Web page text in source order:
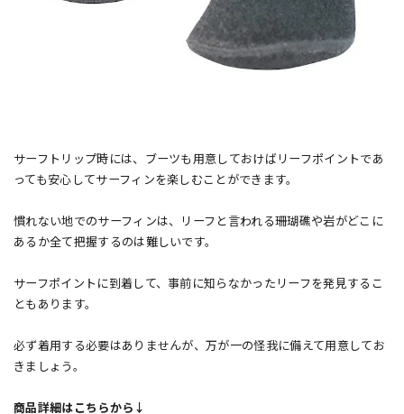
サーフトリップ時には、ブーツも用意しておけばリーフポイントであ
っても安心してサーフィンを楽しむことができます。
慣れない地でのサーフィンは、リーフと言われる珊瑚礁や岩がどこに
あるか全て把握するのは難しいです。
サーフポイントに到着して、事前に知らなかったリーフを発見するこ
ともあります。
必ず着用する必要はありませんが、万が一の怪我に備えて用意してお
きましょう。
商品詳細はこちらから↓